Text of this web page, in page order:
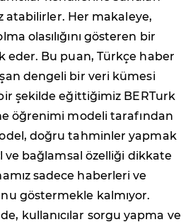
atabilirler. Her makaleye,
olasılığını gösteren bir
eder. Bu puan, Türkçe haber
dengeli bir veri kümesi
şekilde eğittiğimiz BERTurk
öğrenimi modeli tarafından
doğru tahminler yapmak
ve bağlamsal özelliği dikkate
sadece haberleri ve
göstermekle kalmıyor.
kullanıcılar sorgu yapma ve